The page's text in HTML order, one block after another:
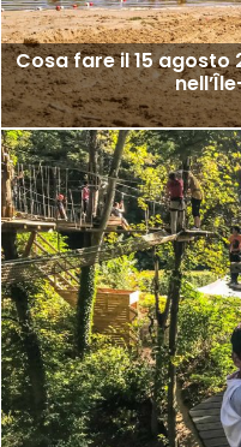
Cosa fare il 15 agosto